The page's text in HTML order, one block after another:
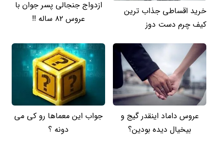
خرید اقساطی جذاب ترین
کیف چرم دست دوز
ازدواج جنجالی پسر جوان با
عروس 82 ساله !!
عروس داماد اینقدر گیج و
بیخیال دیده بودین؟
جواب این معماها رو کی می
دونه ؟